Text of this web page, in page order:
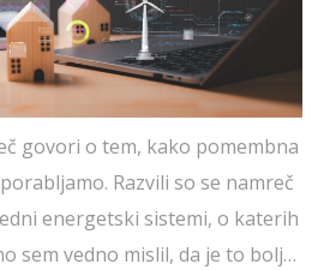
govori o tem, kako pomembna
Razvili so se namreč
energetski sistemi, o katerih
sem vedno mislil, da je to bolj…